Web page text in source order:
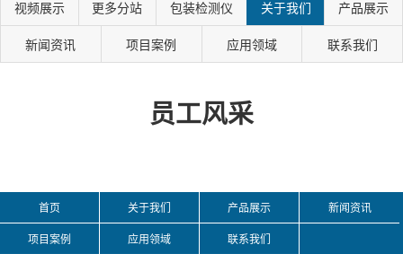
视频展示 更多分站 包装检测仪 关于我们 产品展示
新闻资讯 项目案例 应用领域 联系我们
员工风采
首页 关于我们 产品展示 新闻资讯
项目案例 应用领域 联系我们